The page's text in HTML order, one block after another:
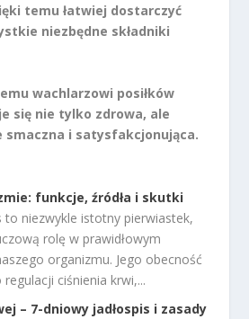
temu łatwiej dostarczyć
niezbędne składniki
wachlarzowi posiłków
się nie tylko zdrowa, ale
smaczna i satysfakcjonująca.
funkcje, źródła i skutki
to niezwykle istotny pierwiastek,
rolę w prawidłowym
organizmu. Jego obecność
ciśnienia krwi,...
– 7-dniowy jadłospis i zasady